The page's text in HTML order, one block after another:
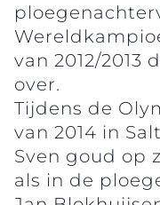
van 2012/2013
over.
Tijdens de
van 2014 in
Sven goud op
als in de